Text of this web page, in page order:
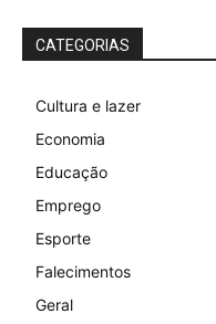
CATEGORIAS
Cultura e lazer
Economia
Educação
Emprego
Esporte
Falecimentos
Geral